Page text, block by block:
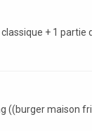
+ 1 partie
((burger maison